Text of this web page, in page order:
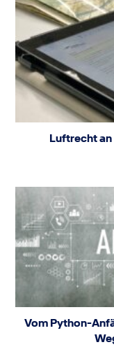
Luftrecht an
Vom Python-